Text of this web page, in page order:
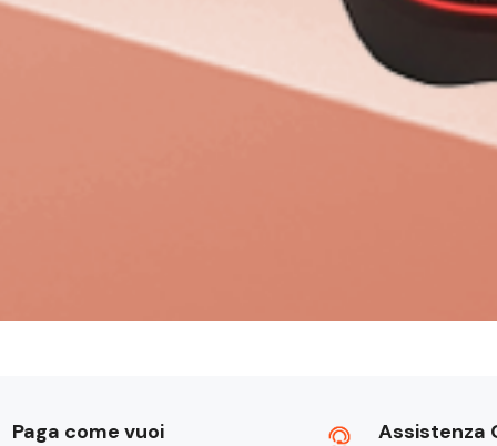
Paga come vuoi Assistenza